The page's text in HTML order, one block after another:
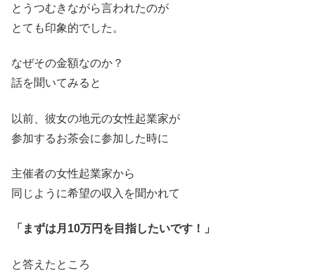
とうつむきながら言われたのが
とても印象的でした。
なぜその金額なのか？
話を聞いてみると
以前、彼女の地元の女性起業家が
参加するお茶会に参加した時に
主催者の女性起業家から
同じように希望の収入を聞かれて
「まずは月10万円を目指したいです！」
と答えたところ